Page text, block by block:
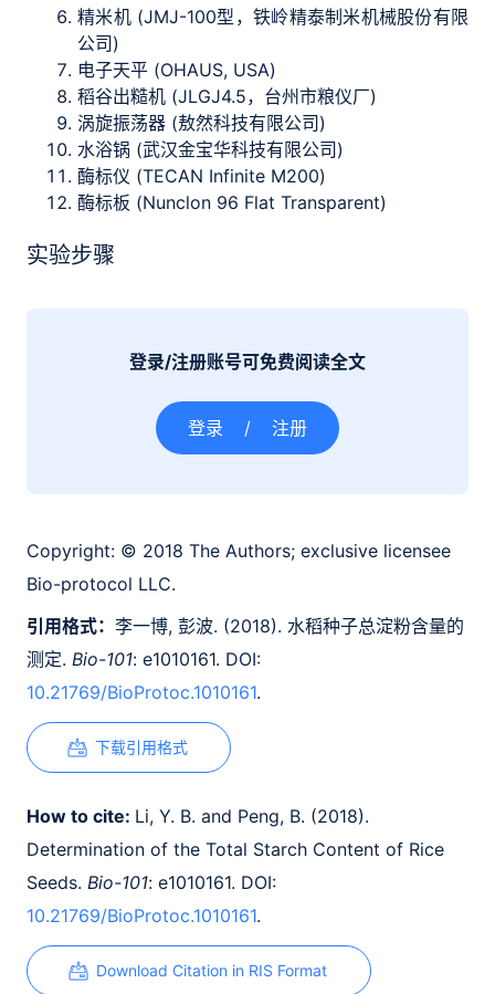
精米机 (JMJ-100型，铁岭精泰制米机械股份有限
公司)
电子天平 (OHAUS, USA)
稻谷出糙机 (JLGJ4.5，台州市粮仪厂)
涡旋振荡器 (敖然科技有限公司)
水浴锅 (武汉金宝华科技有限公司)
酶标仪 (TECAN Infinite M200)
酶标板 (Nunclon 96 Flat Transparent)
实验步骤
登录/注册账号可免费阅读全文
登录 / 注册
Copyright: © 2018 The Authors; exclusive licensee
Bio-protocol LLC.
引用格式： 李一博, 彭波. (2018). 水稻种子总淀粉含量的
测定. Bio-101: e1010161. DOI:
10.21769/BioProtoc.1010161.
下载引用格式
How to cite: Li, Y. B. and Peng, B. (2018).
Determination of the Total Starch Content of Rice
Seeds. Bio-101: e1010161. DOI:
10.21769/BioProtoc.1010161.
Download Citation in RIS Format